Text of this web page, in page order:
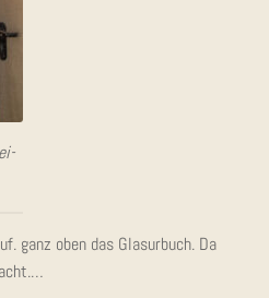
ganz oben das Gla­sur­buch. Da